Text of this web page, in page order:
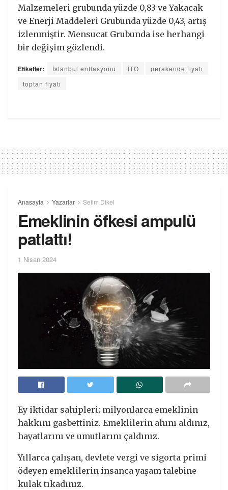
Malzemeleri grubunda yüzde 0,83 ve Yakacak
ve Enerji Maddeleri Grubunda yüzde 0,43, artış
izlenmiştir. Mensucat Grubunda ise herhangi
bir değişim gözlendi.
Etiketler: İstanbul enflasyonu İTO
perakende fiyatı
toptan fiyatı
Anasayfa Yazarlar Selim Dikel
Emeklinin öfkesi ampulü
patlattı!
1 Nisan 2024
Ey iktidar sahipleri; milyonlarca emeklinin
hakkını gasbettiniz. Emeklilerin ahını aldınız,
hayatlarını ve umutlarını çaldınız.
Yıllarca çalışan, devlete vergi ve sigorta primi
ödeyen emeklilerin insanca yaşam talebine
kulak tıkadınız.